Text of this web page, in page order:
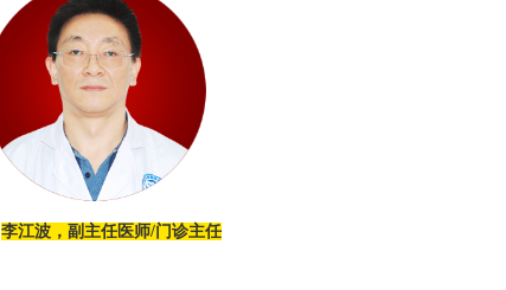
李江波，副主任医师/门诊主任